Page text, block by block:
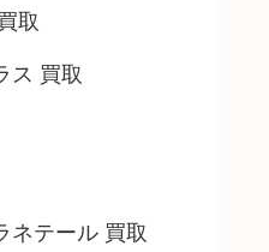
取
ス 買取
ネテール 買取